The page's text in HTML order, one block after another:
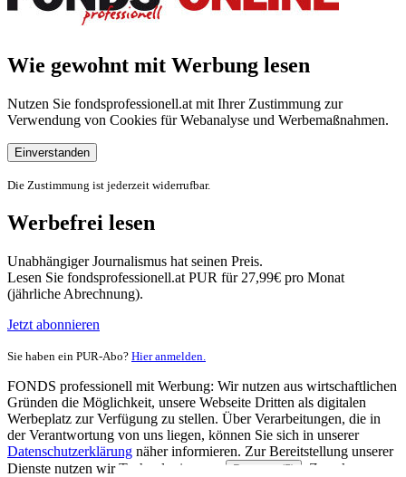
Wie gewohnt mit Werbung lesen
Nutzen Sie fondsprofessionell.at mit Ihrer Zustimmung zur
Verwendung von Cookies für Webanalyse und Werbemaßnahmen.
Einverstanden
Die Zustimmung ist jederzeit widerrufbar.
Werbefrei lesen
Unabhängiger Journalismus hat seinen Preis.
Lesen Sie fondsprofessionell.at PUR für 27,99€ pro Monat
(jährliche Abrechnung).
Jetzt abonnieren
Sie haben ein PUR-Abo? Hier anmelden.
FONDS professionell mit Werbung: Wir nutzen aus wirtschaftlichen
Gründen die Möglichkeit, unsere Webseite Dritten als digitalen
Werbeplatz zur Verfügung zu stellen. Über Verarbeitungen, die in
der Verantwortung von uns liegen, können Sie sich in unserer
Datenschutzerklärung näher informieren. Zur Bereitstellung unserer
Dienste nutzen wir Technologien von
Partnern (5)
. Zwecke: